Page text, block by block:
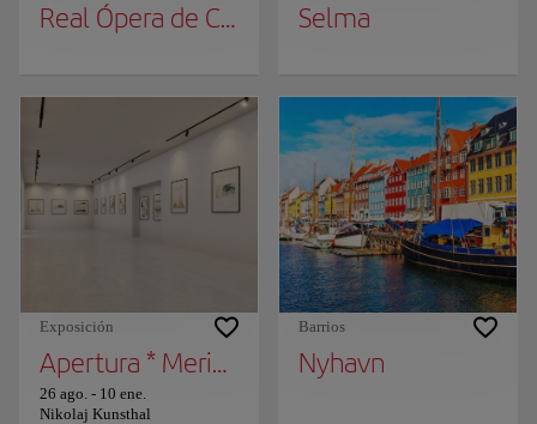
Real Ópera de Copenhague
Selma
Exposición
Apertura * Meridianos * Christian Skjødt
26 ago. - 10 ene.
Nikolaj Kunsthal
Barrios
Nyhavn